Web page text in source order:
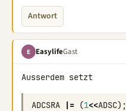
Antwort
E EasylifeGast
Ausserdem setzt
ADCSRA |= (1<<ADSC);